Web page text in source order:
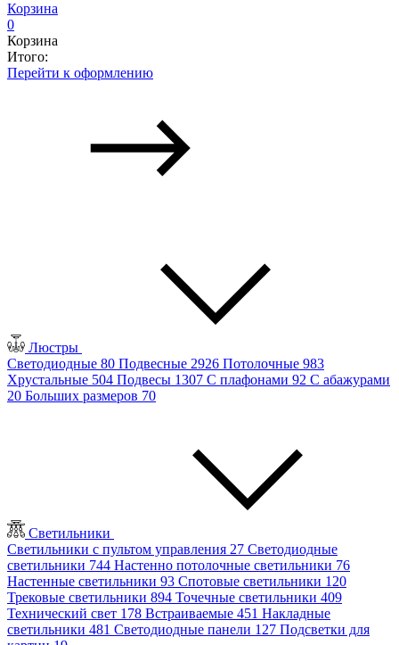
Корзина
0
Корзина
Итого:
Перейти к оформлению
Люстры
Светодиодные 80 Подвесные 2926 Потолочные 983
Хрустальные 504 Подвесы 1307 С плафонами 92 С абажурами
20 Больших размеров 70
Светильники
Светильники с пультом управления 27 Светодиодные
светильники 744 Настенно потолочные светильники 76
Настенные светильники 93 Спотовые светильники 120
Трековые светильники 894 Точечные светильники 409
Технический свет 178 Встраиваемые 451 Накладные
светильники 481 Светодиодные панели 127 Подсветки для